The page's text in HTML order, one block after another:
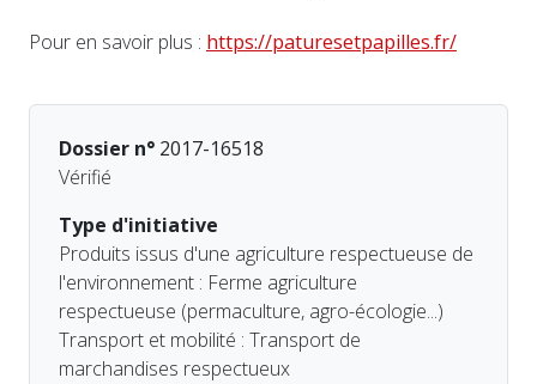
Pour en savoir plus : https://paturesetpapilles.fr/
Dossier n° 2017-16518
Vérifié
Type d'initiative
Produits issus d'une agriculture respectueuse de
l'environnement : Ferme agriculture
respectueuse (permaculture, agro-écologie...)
Transport et mobilité : Transport de
marchandises respectueux